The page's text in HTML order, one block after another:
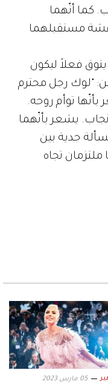
كما أنّهما
مستقبلهما
فعلاً ليكون
"لوك رجل محترم
توأم روحه.
يشعر بأنّهما
جدية بين
ملتزمان تجاه
05 مارس 2023